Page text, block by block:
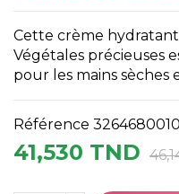
Cette crème
Végétales précieuses
pour les mains sèches
Référence
41,530 TND